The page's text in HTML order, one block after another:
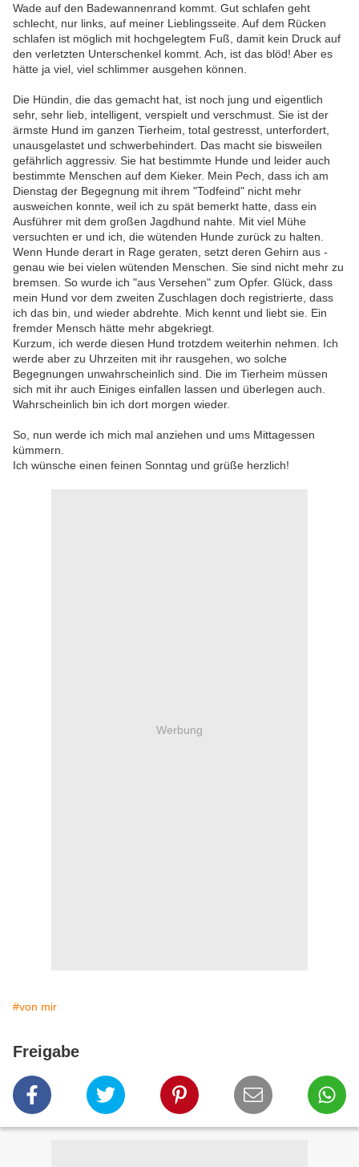
Wade auf den Badewannenrand kommt. Gut schlafen geht
schlecht, nur links, auf meiner Lieblingsseite. Auf dem Rücken
schlafen ist möglich mit hochgelegtem Fuß, damit kein Druck auf
den verletzten Unterschenkel kommt. Ach, ist das blöd! Aber es
hätte ja viel, viel schlimmer ausgehen können.
Die Hündin, die das gemacht hat, ist noch jung und eigentlich
sehr, sehr lieb, intelligent, verspielt und verschmust. Sie ist der
ärmste Hund im ganzen Tierheim, total gestresst, unterfordert,
unausgelastet und schwerbehindert. Das macht sie bisweilen
gefährlich aggressiv. Sie hat bestimmte Hunde und leider auch
bestimmte Menschen auf dem Kieker. Mein Pech, dass ich am
Dienstag der Begegnung mit ihrem "Todfeind" nicht mehr
ausweichen konnte, weil ich zu spät bemerkt hatte, dass ein
Ausführer mit dem großen Jagdhund nahte. Mit viel Mühe
versuchten er und ich, die wütenden Hunde zurück zu halten.
Wenn Hunde derart in Rage geraten, setzt deren Gehirn aus -
genau wie bei vielen wütenden Menschen. Sie sind nicht mehr zu
bremsen. So wurde ich "aus Versehen" zum Opfer. Glück, dass
mein Hund vor dem zweiten Zuschlagen doch registrierte, dass
ich das bin, und wieder abdrehte. Mich kennt und liebt sie. Ein
fremder Mensch hätte mehr abgekriegt.
Kurzum, ich werde diesen Hund trotzdem weiterhin nehmen. Ich
werde aber zu Uhrzeiten mit ihr rausgehen, wo solche
Begegnungen unwahrscheinlich sind. Die im Tierheim müssen
sich mit ihr auch Einiges einfallen lassen und überlegen auch.
Wahrscheinlich bin ich dort morgen wieder.
So, nun werde ich mich mal anziehen und ums Mittagessen
kümmern.
Ich wünsche einen feinen Sonntag und grüße herzlich!
Werbung
#von mir
Freigabe